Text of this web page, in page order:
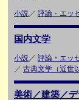
小説／ 評論・エッ
国内文学
小説／ 評論・エッ
／ 古典文学（近世
美術／建築／